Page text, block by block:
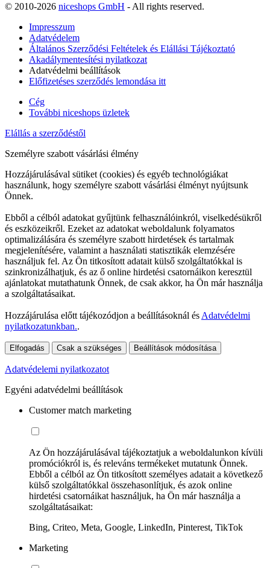
© 2010-2026 niceshops GmbH - All rights reserved.
Impresszum
Adatvédelem
Általános Szerződési Feltételek és Elállási Tájékoztató
Akadálymentesítési nyilatkozat
Adatvédelmi beállítások
Előfizetéses szerződés lemondása itt
Cég
További niceshops üzletek
Elállás a szerződéstől
Személyre szabott vásárlási élmény
Hozzájárulásával sütiket (cookies) és egyéb technológiákat
használunk, hogy személyre szabott vásárlási élményt nyújtsunk
Önnek.
Ebből a célból adatokat gyűjtünk felhasználóinkról, viselkedésükről
és eszközeikről. Ezeket az adatokat weboldalunk folyamatos
optimalizálására és személyre szabott hirdetések és tartalmak
megjelenítésére, valamint a használati statisztikák elemzésére
használjuk fel. Az Ön titkosított adatait külső szolgáltatókkal is
szinkronizálhatjuk, és az ő online hirdetési csatornáikon keresztül
ajánlatokat mutathatunk Önnek, de csak akkor, ha Ön már használja
a szolgáltatásaikat.
Hozzájárulása előtt tájékozódjon a beállításoknál és Adatvédelmi
nyilatkozatunkban..
Elfogadás Csak a szükséges Beállítások módosítása
Adatvédelemi nyilatkozatot
Egyéni adatvédelmi beállítások
Customer match marketing
Az Ön hozzájárulásával tájékoztatjuk a weboldalunkon kívüli
promóciókról is, és releváns termékeket mutatunk Önnek.
Ebből a célból az Ön titkosított személyes adatait a következő
külső szolgáltatókkal összehasonlítjuk, és azok online
hirdetési csatornáikat használjuk, ha Ön már használja a
szolgáltatásaikat:
Bing, Criteo, Meta, Google, LinkedIn, Pinterest, TikTok
Marketing